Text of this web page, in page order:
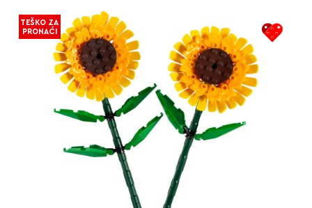
TEŠKO ZA
PRONAĆI